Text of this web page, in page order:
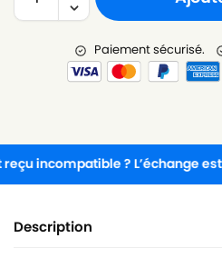
Paiement sécurisé.
incompatible ? L’échange est
Description